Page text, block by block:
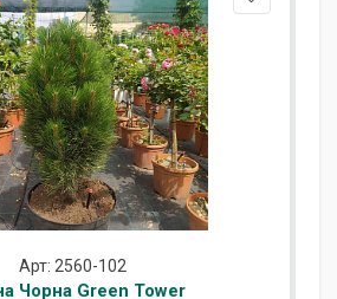
Арт: 2560-102
Чорна Green Tower